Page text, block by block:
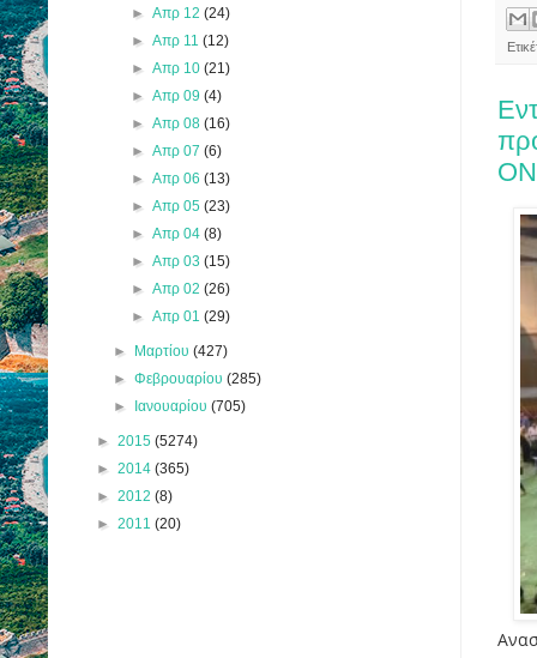
► Απρ 12 (24)
► Απρ 11 (12)
► Απρ 10 (21)
► Απρ 09 (4)
► Απρ 08 (16)
► Απρ 07 (6)
► Απρ 06 (13)
► Απρ 05 (23)
► Απρ 04 (8)
► Απρ 03 (15)
► Απρ 02 (26)
► Απρ 01 (29)
► Μαρτίου(427)
►Φεβρουαρίου(285)
► Ιανουαρίου(705)
► 2015 (5274)
► 2014 (365)
► 2012 (8)
► 2011 (20)